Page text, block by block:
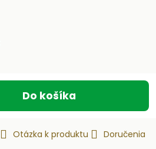
Do košíka
Otázka k produktu
Doručenia